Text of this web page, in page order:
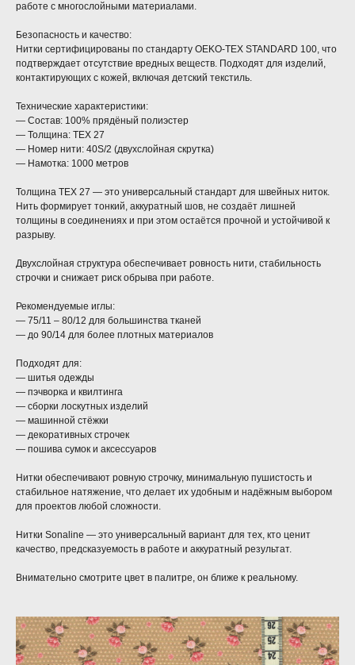
работе с многослойными материалами.
Безопасность и качество:
Нитки сертифицированы по стандарту OEKO-TEX STANDARD 100, что
подтверждает отсутствие вредных веществ. Подходят для изделий,
контактирующих с кожей, включая детский текстиль.
Технические характеристики:
— Состав: 100% прядёный полиэстер
— Толщина: TEX 27
— Номер нити: 40S/2 (двухслойная скрутка)
— Намотка: 1000 метров
Толщина TEX 27 — это универсальный стандарт для швейных ниток.
Нить формирует тонкий, аккуратный шов, не создаёт лишней
толщины в соединениях и при этом остаётся прочной и устойчивой к
разрыву.
Двухслойная структура обеспечивает ровность нити, стабильность
строчки и снижает риск обрыва при работе.
Рекомендуемые иглы:
— 75/11 – 80/12 для большинства тканей
— до 90/14 для более плотных материалов
Подходят для:
— шитья одежды
— пэчворка и квилтинга
— сборки лоскутных изделий
— машинной стёжки
— декоративных строчек
— пошива сумок и аксессуаров
Нитки обеспечивают ровную строчку, минимальную пушистость и
стабильное натяжение, что делает их удобным и надёжным выбором
для проектов любой сложности.
Нитки Sonaline — это универсальный вариант для тех, кто ценит
качество, предсказуемость в работе и аккуратный результат.
Внимательно смотрите цвет в палитре, он ближе к реальному.